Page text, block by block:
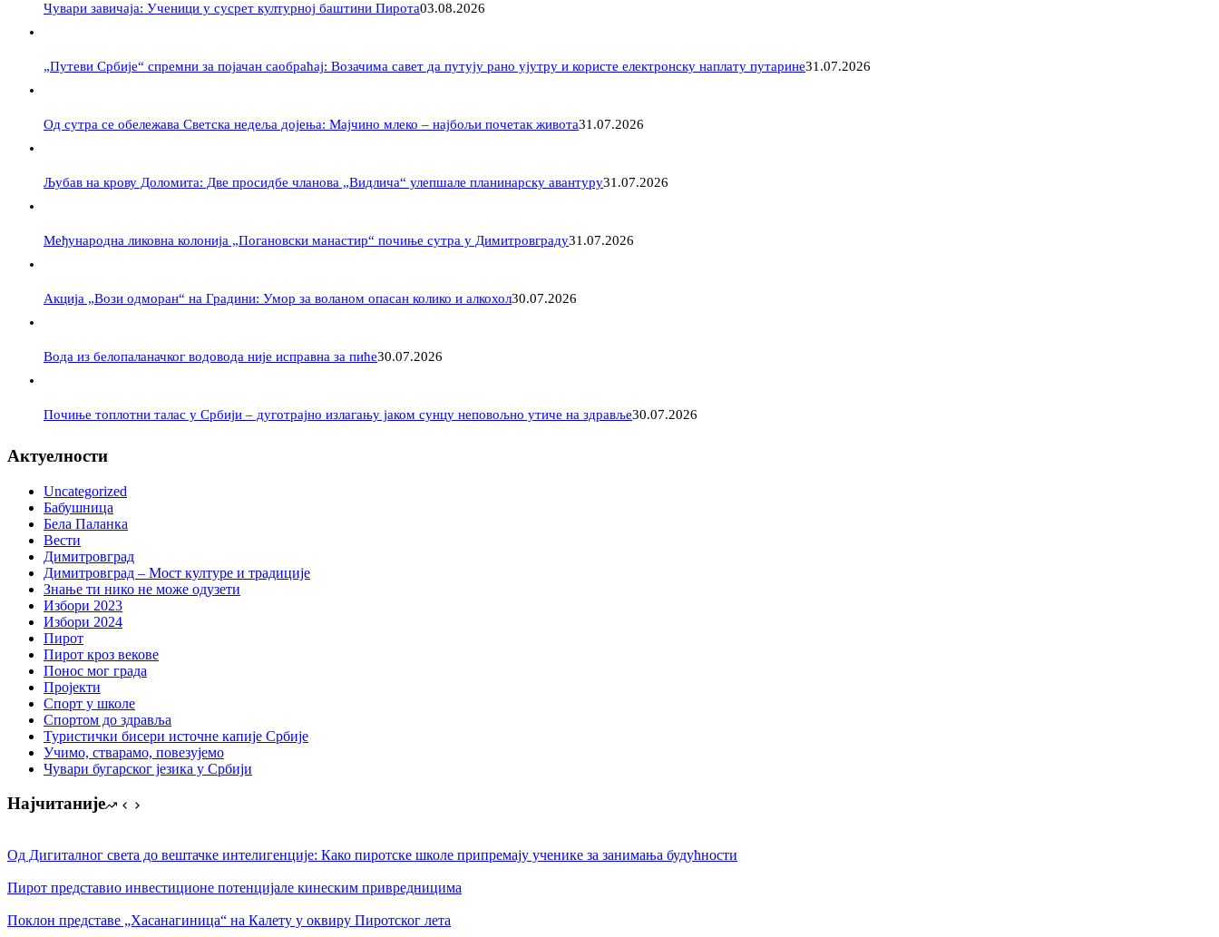
Чувари завичаја: Ученици у сусрет културној баштини Пирота03.08.2026
„Путеви Србије“ спремни за појачан саобраћај: Возачима савет да путују рано ујутру и користе електронску наплату путарине31.07.2026
Од сутра се обележава Светска недеља дојења: Мајчино млеко – најбољи почетак живота31.07.2026
Љубав на крову Доломита: Две просидбе чланова „Видлича“ улепшале планинарску авантуру31.07.2026
Међународна ликовна колонија „Погановски манастир“ почиње сутра у Димитровграду31.07.2026
Акција „Вози одморан“ на Градини: Умор за воланом опасан колико и алкохол30.07.2026
Вода из белопаланачког водовода није исправна за пиће30.07.2026
Почиње топлотни талас у Србији – дуготрајно излагању јаком сунцу неповољно утиче на здравље30.07.2026
Актуелности
Uncategorized
Бабушница
Бела Паланка
Вести
Димитровград
Димитровград – Мост културе и традиције
Знање ти нико не може одузети
Избори 2023
Избори 2024
Пирот
Пирот кроз векове
Понос мог града
Пројекти
Спорт у школе
Спортом до здравља
Туристички бисери источне капије Србије
Учимо, стварамо, повезујемо
Чувари бугарског језика у Србији
Најчитаније
Од Дигиталног света до вештачке интелигенције: Како пиротске школе припремају ученике за занимања будућности
Пирот представио инвестиционе потенцијале кинеским привредницима
Поклон представе „Хасанагиница“ на Калету у оквиру Пиротског лета